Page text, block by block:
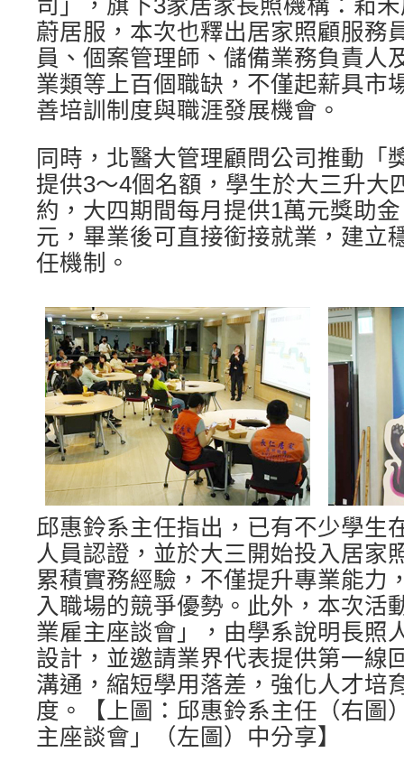
司」，旗下3家居家長照機構：萂
蔚居服，本次也釋出居家照顧服務
員、個案管理師、儲備業務負責人
業類等上百個職缺，不僅起薪具市
善培訓制度與職涯發展機會。
同時，北醫大管理顧問公司推動「
提供3～4個名額，學生於大三升大
約，大四期間每月提供1萬元獎助
元，畢業後可直接銜接就業，建立
任機制。
邱惠鈴系主任指出，已有不少學生
人員認證，並於大三開始投入居家
累積實務經驗，不僅提升專業能力
入職場的競爭優勢。此外，本次活
業雇主座談會」，由學系說明長照
設計，並邀請業界代表提供第一線
溝通，縮短學用落差，強化人才培
度。【上圖：邱惠鈴系主任（右圖
主座談會」（左圖）中分享】